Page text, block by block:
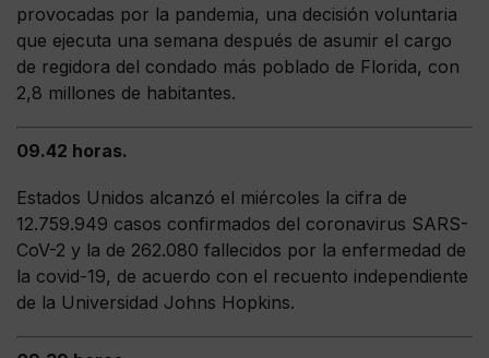
provocadas por la pandemia, una decisión voluntaria
que ejecuta una semana después de asumir el cargo
de regidora del condado más poblado de Florida, con
2,8 millones de habitantes.
09.42 horas.
Estados Unidos alcanzó el miércoles la cifra de
12.759.949 casos confirmados del coronavirus SARS-
CoV-2 y la de 262.080 fallecidos por la enfermedad de
la covid-19, de acuerdo con el recuento independiente
de la Universidad Johns Hopkins.